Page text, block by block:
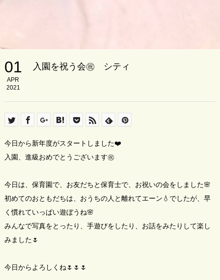
01
APR
2021
入園を祝う会㊗️ シティ
今日から新年度がスタートしました❤️
入園、進級おめでとうございます㊗️
今日は、保育園で、お友だちと保育士で、お祝いの会をしました🌸
初めてのおともだちは、おうちの人と離れてエーン💧でしたが、早
く慣れていっぱい遊ぼうね🌸
みんなで写真をとったり、手遊びをしたり、お話をみたりして楽し
みました🌷
今日からよろしくね🌷🌷🌷